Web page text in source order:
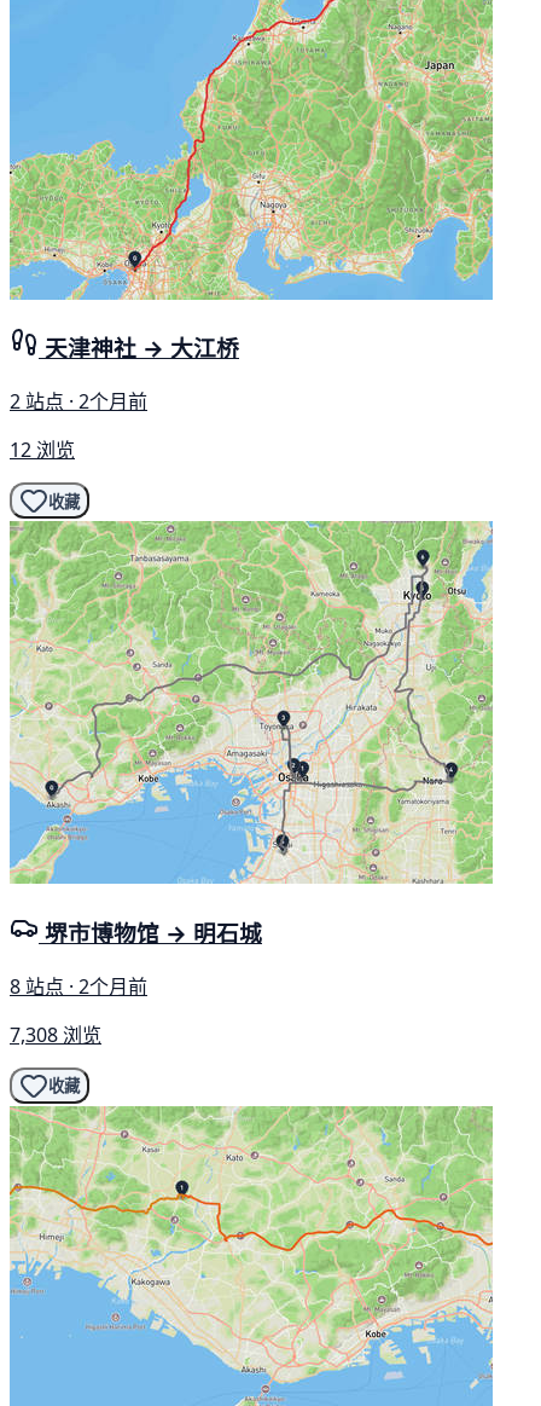
天津神社 → 大江桥
2 站点 · 2个月前
12 浏览
收藏
堺市博物馆 → 明石城
8 站点 · 2个月前
7,308 浏览
收藏